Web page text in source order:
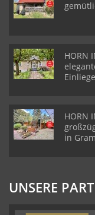
HORN
HORN
in
UNSERE